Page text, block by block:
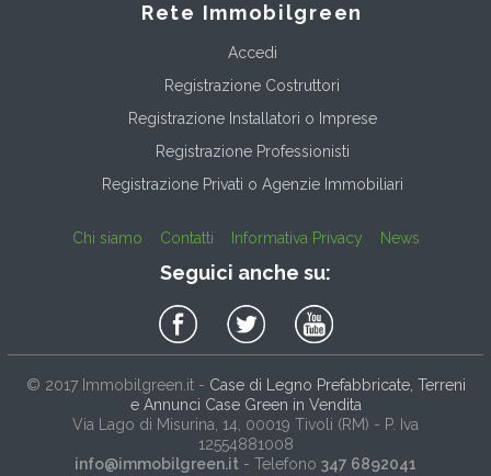
Rete Immobilgreen
Accedi
Registrazione Costruttori
Registrazione Installatori o Imprese
Registrazione Professionisti
Registrazione Privati o Agenzie Immobiliari
Chi siamo Contatti Informativa Privacy News
Seguici anche su:
© 2017 Immobilgreen.it- Case di Legno Prefabbricate, Terreni
e Annunci Case Green in Vendita
Via Lago di Misurina, 14 , 00019 Tivoli (RM) - P. Iva
12554881008
info@immobilgreen.it - Telefono 347 6892041